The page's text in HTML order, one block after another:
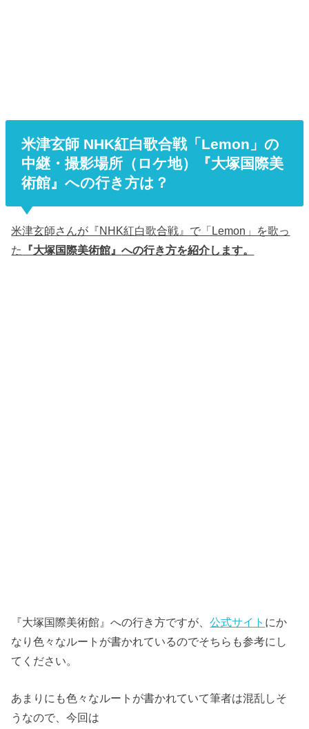
米津玄師 NHK紅白歌合戦「Lemon」の
中継・撮影場所（ロケ地）『大塚国際美
術館』への行き方は？
米津玄師さんが『NHK紅白歌合戦』で「Lemon」を歌っ
た
『大塚国際美術館』への行き方を紹介します。
『大塚国際美術館』への行き方ですが、公式サイト にか
なり色々なルートが書かれているのでそちらも参考にし
てください。
あまりにも色々なルートが書かれていて筆者は混乱しそ
うなので、今回は